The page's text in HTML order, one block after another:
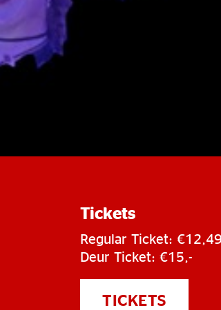
Tickets
Regular Ticket:
Deur Ticket: €15,-
TICKETS